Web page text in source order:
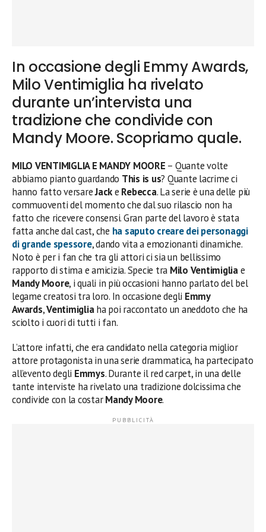
In occasione degli Emmy Awards,
Milo Ventimiglia ha rivelato
durante un’intervista una
tradizione che condivide con
Mandy Moore. Scopriamo quale.
MILO VENTIMIGLIA E MANDY MOORE – Quante volte
abbiamo pianto guardando This is us? Quante lacrime ci
hanno fatto versareJacke Rebecca. La serie è una delle più
commuoventi del momento che dal suo rilascio non ha
fatto che ricevere consensi. Gran parte del lavoro è stata
fatta anche dal cast, che ha saputo creare dei personaggi
di grande spessore, dando vita a emozionanti dinamiche.
Noto è per i fan che tra gli attori ci sia un bellissimo
rapporto di stima e amicizia. Specie tra Milo Ventimigliae
Mandy Moore, i quali in più occasioni hanno parlato del bel
legame creatosi tra loro. In occasione degli Emmy
Awards,Ventimigliaha poi raccontato un aneddoto che ha
sciolto i cuori di tutti i fan.
L’attore infatti, che era candidato nella categoria miglior
attore protagonista in una serie drammatica, ha partecipato
all’evento degli Emmys. Durante il red carpet, in una delle
tante interviste ha rivelato una tradizione dolcissima che
condivide con la costarMandy Moore.